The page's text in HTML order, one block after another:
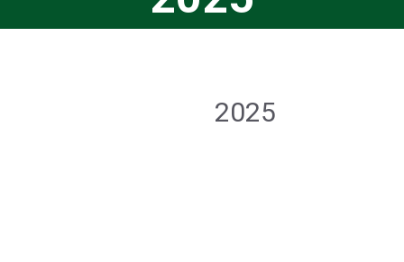
2025